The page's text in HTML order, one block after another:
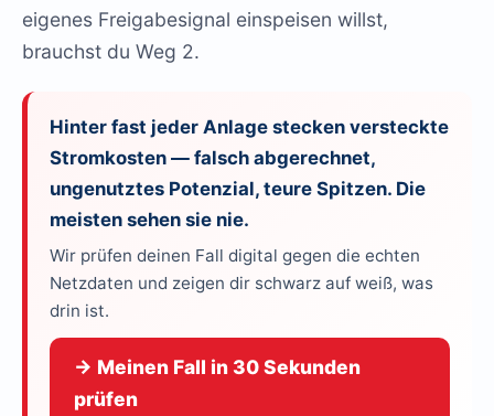
eigenes Freigabesignal einspeisen willst,
brauchst du Weg 2.
Hinter fast jeder Anlage stecken versteckte
Stromkosten — falsch abgerechnet,
ungenutztes Potenzial, teure Spitzen. Die
meisten sehen sie nie.
Wir prüfen deinen Fall digital gegen die echten
Netzdaten und zeigen dir schwarz auf weiß, was
drin ist.
→ Meinen Fall in 30 Sekunden
prüfen